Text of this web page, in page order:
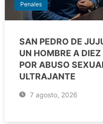
Penales
SAN PEDRO DE
UN HOMBRE A
POR ABUSO
ULTRAJANTE
7 agosto, 2026